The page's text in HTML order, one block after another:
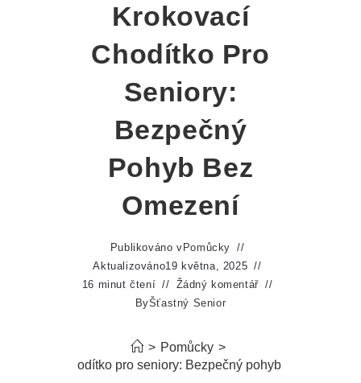
Krokovací
Chodítko Pro
Seniory:
Bezpečný
Pohyb Bez
Omezení
Publikováno v Pomůcky
Aktualizováno19 května, 2025
16 minut čtení
Žádný komentář
ByŠťastný Senior
> Pomůcky >
Krokovací chodítko pro seniory: Bezpečný pohyb bez omezení